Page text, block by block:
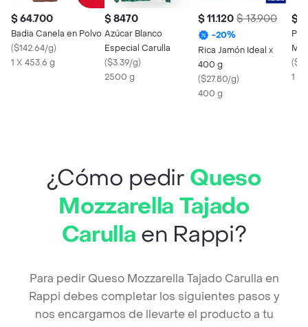
$ 64.700
Badia Canela en Polvo
($142.64/g)
1 X 453.6 g
$ 8470
Azúcar Blanco
Especial Carulla
($3.39/g)
2500 g
$ 11.120 $ 13.900
-20%
Rica Jamón Ideal x
400 g
($27.80/g)
400 g
$
(
1 X
¿Cómo pedir Queso
Mozzarella Tajado
Carulla en Rappi?
Para pedir Queso Mozzarella Tajado Carulla en
Rappi debes completar los siguientes pasos y
nos encargamos de llevarte el producto a tu